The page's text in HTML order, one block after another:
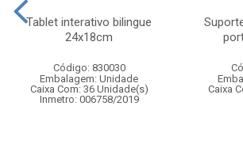
Tablet interativo bilingue
24x18cm
Código: 830030
Embalagem: Unidade
Caixa Com: 36 Unidade(s)
Inmetro: 006758/2019
Caixa